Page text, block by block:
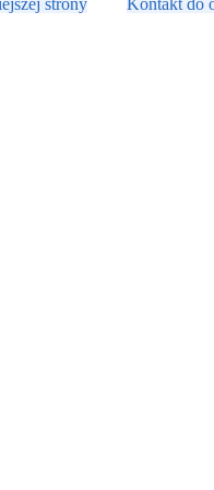
strony Kontakt do